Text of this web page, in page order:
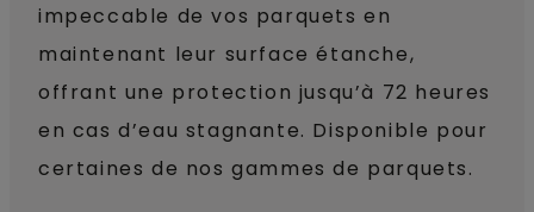
impeccable de vos parquets en
maintenant leur surface étanche,
offrant une protection jusqu’à 72 heures
en cas d’eau stagnante. Disponible pour
certaines de nos gammes de parquets.